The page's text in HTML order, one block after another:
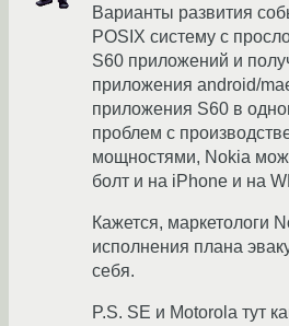
Варианты развития
POSIX систему с
S60 приложений и
приложения android/
приложения S60 в
проблем с
мощностями, Nokia
болт и на iPhone и на
Кажется, маркетологи
исполнения плана
себя.
P.S. SE и Motorola тут